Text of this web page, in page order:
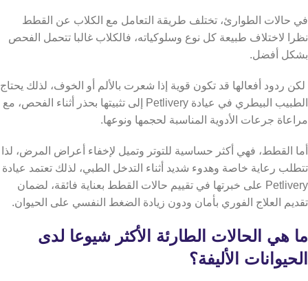
في حالات الطوارئ، تختلف طريقة التعامل مع الكلاب عن القطط
نظرا لاختلاف طبيعة كل نوع وسلوكياته، فالكلاب غالبا تتحمل الفحص
بشكل أفضل.
لكن ردود أفعالها قد تكون قوية إذا شعرت بالألم أو الخوف، لذلك يحتاج
الطبيب البيطري في عيادة Petlivery إلى تثبيتها بحذر أثناء الفحص، مع
مراعاة جرعات الأدوية المناسبة لحجمها ونوعها.
أما القطط، فهي أكثر حساسية للتوتر وتميل لإخفاء أعراض المرض، لذا
تتطلب رعاية خاصة وهدوء شديد أثناء التدخل الطبي، لذلك تعتمد عيادة
Petlivery على خبرتها في تقييم حالات القطط بعناية فائقة، لضمان
تقديم العلاج الفوري بأمان ودون زيادة الضغط النفسي على الحيوان.
ما هي الحالات الطارئة الأكثر شيوعا لدى
الحيوانات الأليفة؟